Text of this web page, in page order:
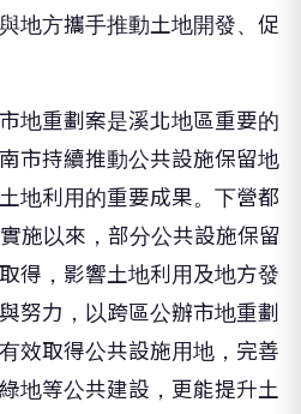
地方攜手推動土地開發、促
地重劃案是溪北地區重要的
市持續推動公共設施保留地
地利用的重要成果。下營都
施以來，部分公共設施保留
得，影響土地利用及地方發
努力，以跨區公辦市地重劃
效取得公共設施用地，完善
地等公共建設，更能提升土